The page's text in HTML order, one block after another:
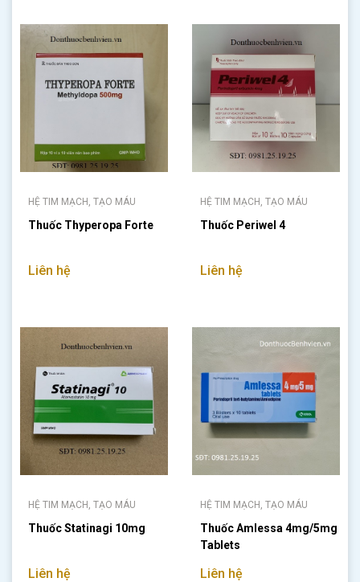
HỆ TIM MẠCH, TẠO MÁU
Thuốc Thyperopa Forte
Liên hệ
HỆ TIM MẠCH, TẠO MÁU
Thuốc Periwel 4
Liên hệ
HỆ TIM MẠCH, TẠO MÁU
Thuốc Statinagi 10mg
Liên hệ
HỆ TIM MẠCH, TẠO MÁU
Thuốc Amlessa 4mg/5mg
Tablets
Liên hệ